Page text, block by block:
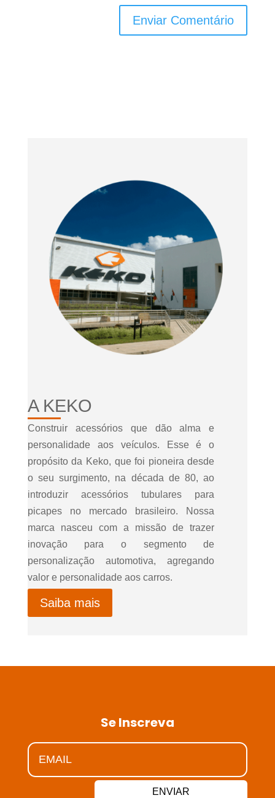
A KEKO
Construir acessórios que dão alma e
personalidade aos veículos. Esse é o
propósito da Keko, que foi pioneira desde
o seu surgimento, na década de 80, ao
introduzir acessórios tubulares para
picapes no mercado brasileiro. Nossa
marca nasceu com a missão de trazer
inovação para o segmento de
personalização automotiva, agregando
valor e personalidade aos carros.
Saiba mais
Se Inscreva
ENVIAR